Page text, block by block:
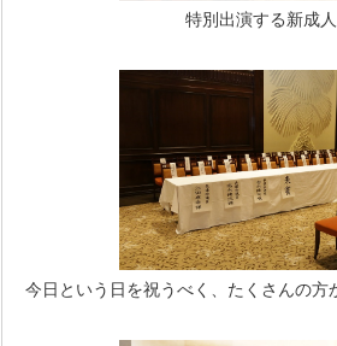
特別出演する新成
今日という日を祝うべく、たくさんの方